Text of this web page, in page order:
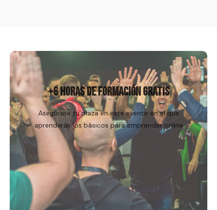
+6 HORAS DE FORMACIÓN GRATIS
Asegúrate tu plaza en este evento en el que
aprenderás los básicos para emprender online
Regístrame